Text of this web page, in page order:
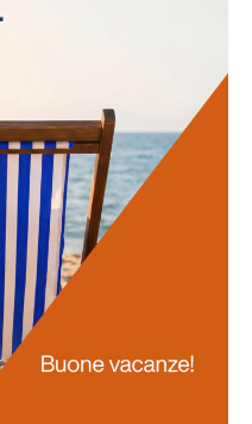
gli esami. Questo
risparmia tempo alle
il fulcro di questo
di vita salutare tra il
la prevenzione
Ci impegniamo